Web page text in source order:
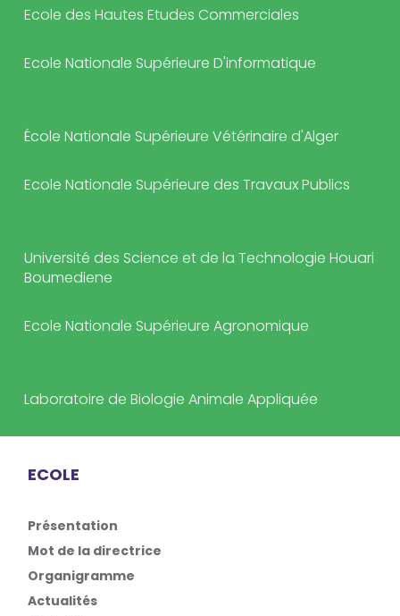
Ecole des Hautes Etudes Commerciales
Ecole Nationale Supérieure D'informatique
École Nationale Supérieure Vétérinaire d'Alger
Ecole Nationale Supérieure des Travaux Publics
Université des Science et de la Technologie Houari
Boumediene
Ecole Nationale Supérieure Agronomique
Laboratoire de Biologie Animale Appliquée
ECOLE
Présentation
Mot de la directrice
Organigramme
Actualités